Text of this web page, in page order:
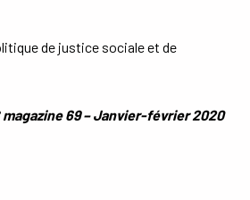
de justice sociale et de
69 – Janvier-février 2020